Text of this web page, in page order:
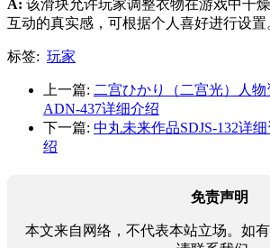
A: 该滑块允许玩家调整衣物在游戏中干
互动的真实感，可根据个人喜好进行设置
标签: 玩家
上一篇: 二宫ひかり（二宫光）人
ADN-437详细介绍
下一篇: 中丸未来作品SDJS-132详
绍
免责声明
本文来自网络，不代表本站立场。如